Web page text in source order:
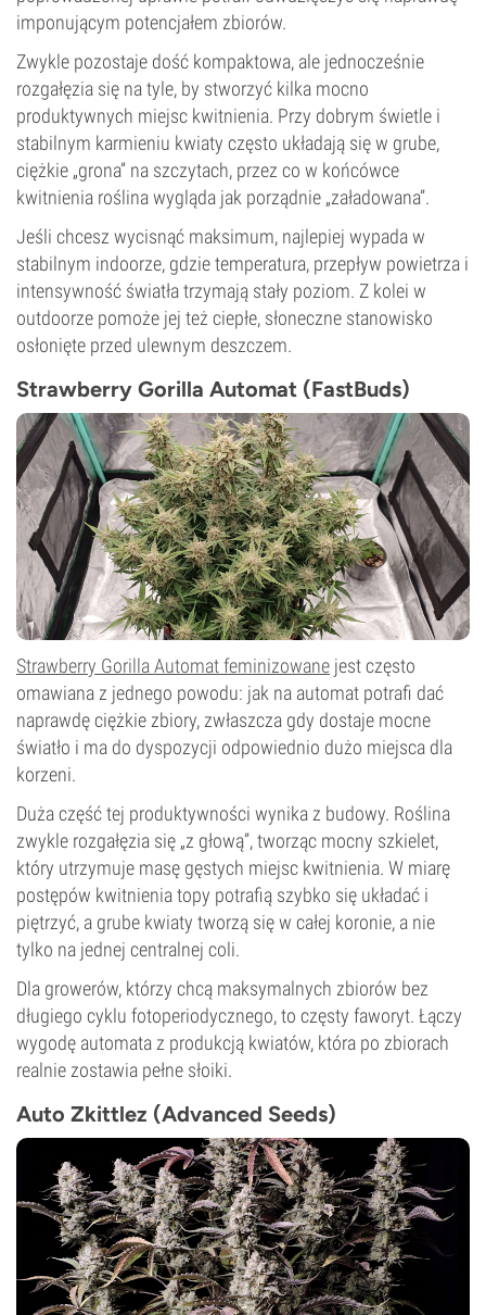
imponującym potencjałem zbiorów.
Zwykle pozostaje dość kompaktowa, ale jednocześnie
rozgałęzia się na tyle, by stworzyć kilka mocno
produktywnych miejsc kwitnienia. Przy dobrym świetle i
stabilnym karmieniu kwiaty często układają się w grube,
ciężkie „grona” na szczytach, przez co w końcówce
kwitnienia roślina wygląda jak porządnie „załadowana”.
Jeśli chcesz wycisnąć maksimum, najlepiej wypada w
stabilnym indoorze, gdzie temperatura, przepływ powietrza i
intensywność światła trzymają stały poziom. Z kolei w
outdoorze pomoże jej też ciepłe, słoneczne stanowisko
osłonięte przed ulewnym deszczem.
Strawberry Gorilla Automat (FastBuds)
Strawberry Gorilla Automat feminizowane jest często
omawiana z jednego powodu: jak na automat potrafi dać
naprawdę ciężkie zbiory, zwłaszcza gdy dostaje mocne
światło i ma do dyspozycji odpowiednio dużo miejsca dla
korzeni.
Duża część tej produktywności wynika z budowy. Roślina
zwykle rozgałęzia się „z głową”, tworząc mocny szkielet,
który utrzymuje masę gęstych miejsc kwitnienia. W miarę
postępów kwitnienia topy potrafią szybko się układać i
piętrzyć, a grube kwiaty tworzą się w całej koronie, a nie
tylko na jednej centralnej coli.
Dla growerów, którzy chcą maksymalnych zbiorów bez
długiego cyklu fotoperiodycznego, to częsty faworyt. Łączy
wygodę automata z produkcją kwiatów, która po zbiorach
realnie zostawia pełne słoiki.
Auto Zkittlez (Advanced Seeds)